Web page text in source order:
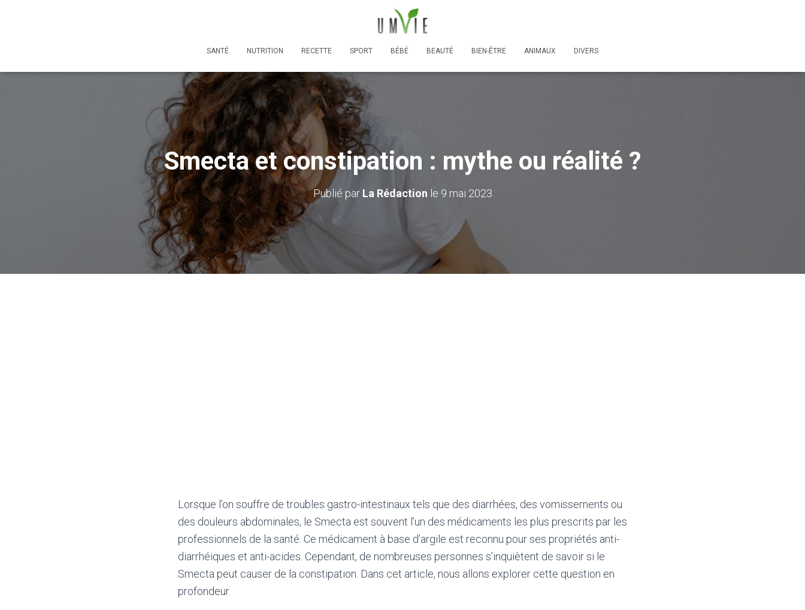
SANTÉ NUTRITION RECETTE SPORT BÉBÉ BEAUTÉ BIEN-ÊTRE ANIMAUX DIVERS
Smecta et constipation : mythe ou réalité ?
Publié par La Rédaction le 9 mai 2023
Lorsque l’on souffre de troubles gastro-intestinaux tels que des diarrhées, des vomissements ou
des douleurs abdominales, le Smecta est souvent l’un des médicaments les plus prescrits par les
professionnels de la santé. Ce médicament à base d’argile est reconnu pour ses propriétés anti-
diarrhéiques et anti-acides. Cependant, de nombreuses personnes s’inquiètent de savoir si le
Smecta peut causer de la constipation. Dans cet article, nous allons explorer cette question en
profondeur.